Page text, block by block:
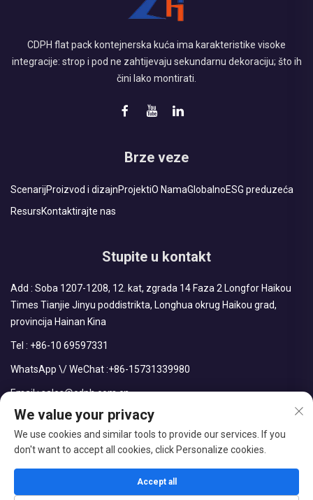
CDPH flat pack kontejnerska kuća ima karakteristike visoke
integracije: strop i pod ne zahtijevaju sekundarnu dekoraciju; što ih
čini lako montirati.
Brze veze
ScenarijProizvod i dizajnProjektiO NamaGlobalnoESG preduzeća
ResursKontaktirajte nas
Stupite u kontakt
Add : Soba 1207-1208, 12. kat, zgrada 14 Faza 2 Longfor Haikou
Times Tianjie Jinyu poddistrikta, Longhua okrug Haikou grad,
provincija Hainan Kina
Tel : +86-10 69597331
WhatsApp \/ WeChat :+86-15731339980
Email :sales@cdph.com.cn
rezervisana
We value your privacy
We use cookies and similar tools to provide our services. If you
don't want to accept all cookies, click Personalize cookies.
Accept all